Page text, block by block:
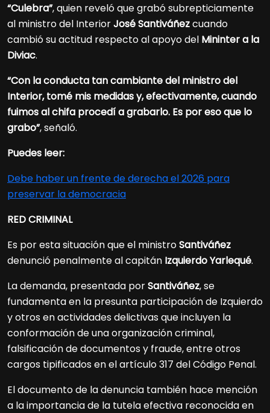
“Culebra”, quien reveló que grabó subrepticiamente
al ministro del InteriorJosé Santiváñezcuando
cambió su actitud respecto al apoyo del Mininter a la
Diviac.
“Con la conducta tan cambiante del ministro del
Interior, tomé mis medidas y, efectivamente, cuando
fuimos al chifa procedí a grabarlo. Es por eso que lo
grabo”, señaló.
Puedes leer:
Debe haber un frente de derecha el 2026 para
preservar la democracia
RED CRIMINAL
Es por esta situación que el ministroSantiváñez
denunció penalmente al capitán Izquierdo Yarlequé.
La demanda, presentada porSantiváñez, se
fundamenta en la presunta participación de Izquierdo
y otros en actividades delictivas que incluyen la
conformación de una organización criminal,
falsificación de documentos y fraude, entre otros
cargos tipificados en el artículo 317 del Código Penal.
El documento de la denuncia también hace mención
a la importancia de la tutela efectiva reconocida en